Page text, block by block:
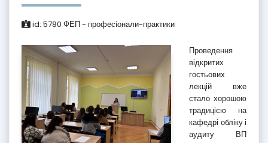
id: 5780 ФЕП - професіонали-практики
Проведення
відкритих
гостьових
лекцій вже
стало хорошою
традицією на
кафедрі обліку і
аудиту ВП